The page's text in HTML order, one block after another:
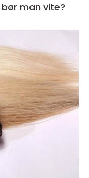
bør man vite?